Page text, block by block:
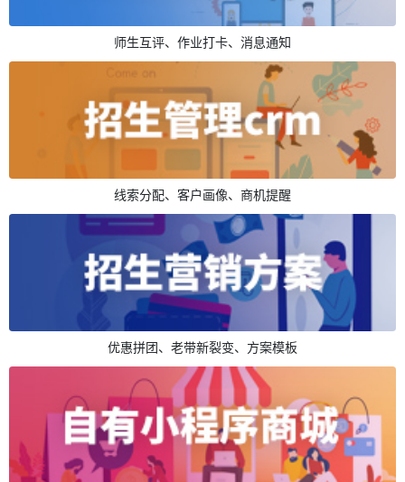
师生互评、作业打卡、消息通知
线索分配、客户画像、商机提醒
优惠拼团、老带新裂变、方案模板